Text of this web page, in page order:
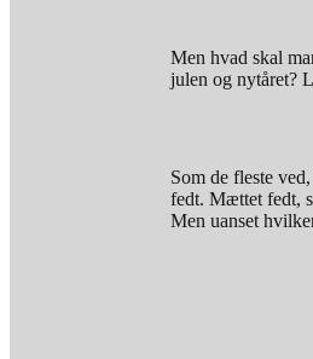
Men hvad skal
julen og nytåret?
Som de fleste
fedt. Mættet fedt,
Men uanset